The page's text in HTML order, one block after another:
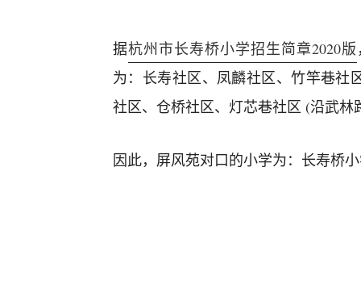
据杭州市长寿桥小学招生简章2020版
为：长寿社区、凤麟社区、竹竿巷社
社区、仓桥社区、灯芯巷社区 (沿武林
因此，屏风苑对口的小学为：长寿桥